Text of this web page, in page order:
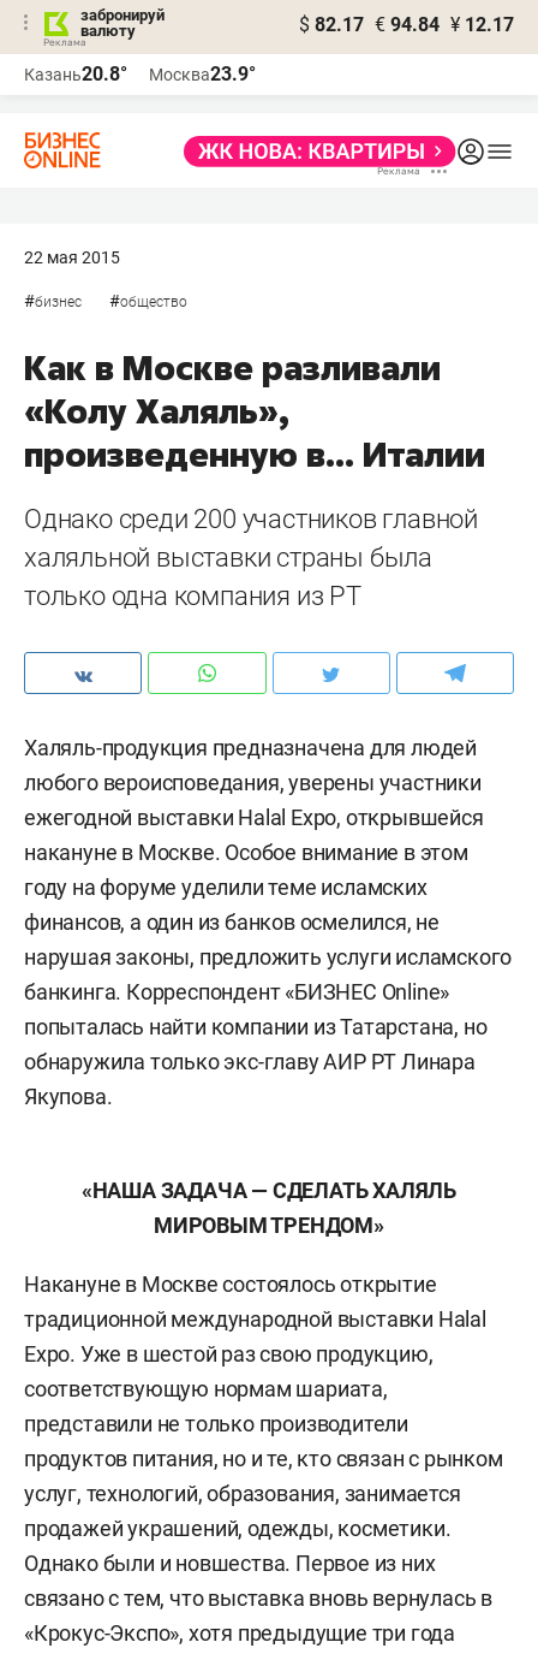
забронируй
валюту
$ 82.17 € 94.84 ¥ 12.17
Казань20.8° Москва23.9°
22 мая 2015
#бизнес #общество
Как в Москве разливали
«Колу Халяль»,
произведенную в... Италии
Однако среди 200 участников главной
халяльной выставки страны была
только одна компания из РТ
Халяль-продукция предназначена для людей
любого вероисповедания, уверены участники
ежегодной выставки Halal Expo, открывшейся
накануне в Москве. Особое внимание в этом
году на форуме уделили теме исламских
финансов, а один из банков осмелился, не
нарушая законы, предложить услуги исламского
банкинга. Корреспондент «БИЗНЕС Online»
попыталась найти компании из Татарстана, но
обнаружила только экс-главу АИР РТ Линара
Якупова.
«НАША ЗАДАЧА — СДЕЛАТЬ ХАЛЯЛЬ
МИРОВЫМ ТРЕНДОМ»
Накануне в Москве состоялось открытие
традиционной международной выставки Halal
Expo. Уже в шестой раз свою продукцию,
соответствующую нормам шариата,
представили не только производители
продуктов питания, но и те, кто связан с рынком
услуг, технологий, образования, занимается
продажей украшений, одежды, косметики.
Однако были и новшества. Первое из них
связано с тем, что выставка вновь вернулась в
«Крокус-Экспо», хотя предыдущие три года